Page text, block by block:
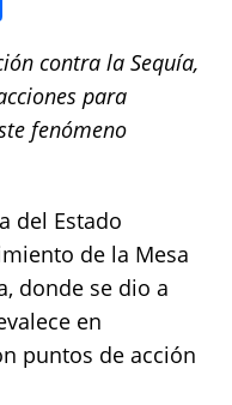
h
a
re
contra la Sequía,
para
fenómeno
del Estado
de la Mesa
donde se dio a
en
puntos de acción